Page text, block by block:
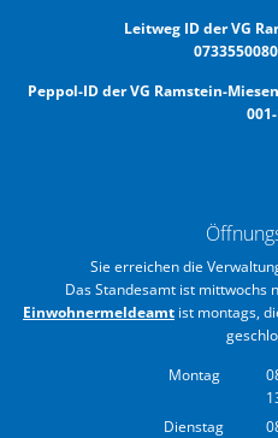
Leitweg ID der VG
Peppol-ID der VG Ramstein-
Sie erreichen die
Das Standesamt ist mittwochs
Einwohnermeldeamt ist montags,
Montag
Dienstag